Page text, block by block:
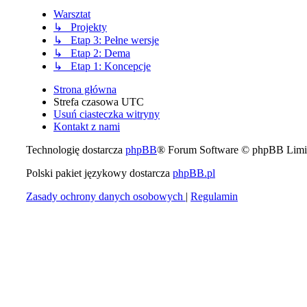
Warsztat
↳ Projekty
↳ Etap 3: Pełne wersje
↳ Etap 2: Dema
↳ Etap 1: Koncepcje
Strona główna
Strefa czasowa UTC
Usuń ciasteczka witryny
Kontakt z nami
Technologię dostarcza phpBB® Forum Software © phpBB
Polski pakiet językowy dostarcza phpBB.pl
Zasady ochrony danych osobowych | Regulamin